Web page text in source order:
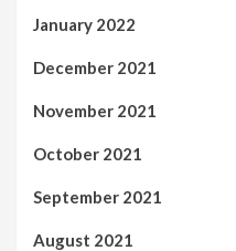
January 2022
December 2021
November 2021
October 2021
September 2021
August 2021